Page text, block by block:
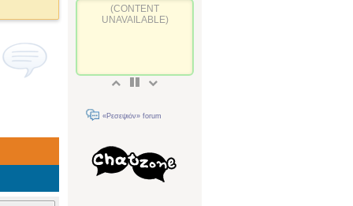
UNAVAILABLE)
«Ρεσεψιόν» forum